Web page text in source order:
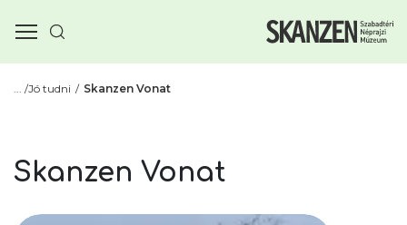
Jó tudni Skanzen Vonat
Skanzen Vonat